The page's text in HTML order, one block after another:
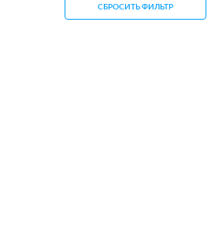
СБРОСИТЬ ФИЛЬТР